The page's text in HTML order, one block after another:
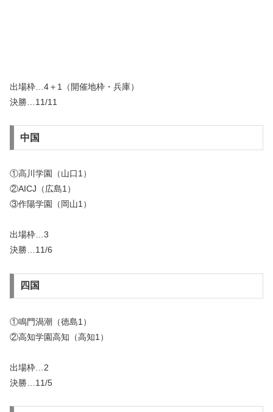
出場枠…4＋1（開催地枠・兵庫）
決勝…11/11
中国
①高川学園（山口1）
②AICJ（広島1）
③作陽学園（岡山1）
出場枠…3
決勝…11/6
四国
①鳴門渦潮（徳島1）
②高知学園高知（高知1）
出場枠…2
決勝…11/5